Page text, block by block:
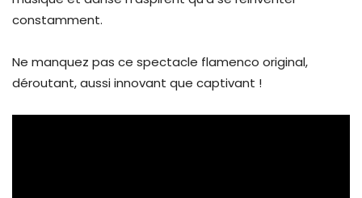
constamment.
Ne manquez pas ce spectacle flamenco original,
déroutant, aussi innovant que captivant !